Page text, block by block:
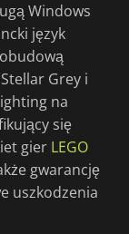
Windows
język
Grey i
na
się
gier LEGO
gwarancję
uszkodzenia